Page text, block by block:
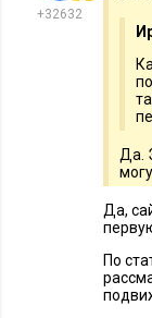
+32632
Да.
Да,
По